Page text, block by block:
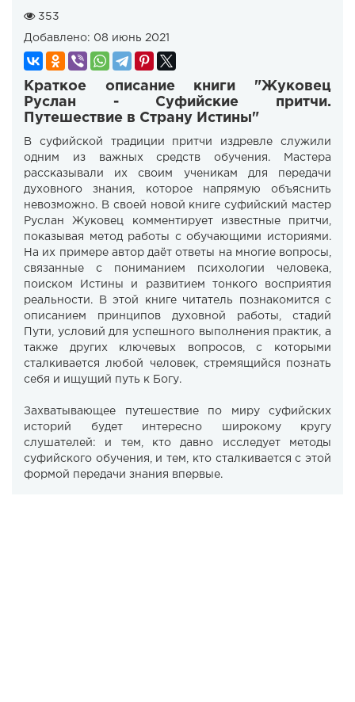
353
Добавлено: 08 июнь 2021
Краткое описание книги "Жуковец
Руслан - Суфийские притчи.
Путешествие в Страну Истины"
В суфийской традиции притчи издревле служили
одним из важных средств обучения. Мастера
рассказывали их своим ученикам для передачи
духовного знания, которое напрямую объяснить
невозможно. В своей новой книге суфийский мастер
Руслан Жуковец комментирует известные притчи,
показывая метод работы с обучающими историями.
На их примере автор даёт ответы на многие вопросы,
связанные с пониманием психологии человека,
поиском Истины и развитием тонкого восприятия
реальности. В этой книге читатель познакомится с
описанием принципов духовной работы, стадий
Пути, условий для успешного выполнения практик, а
также других ключевых вопросов, с которыми
сталкивается любой человек, стремящийся познать
себя и ищущий путь к Богу.
Захватывающее путешествие по миру суфийских
историй будет интересно широкому кругу
слушателей: и тем, кто давно исследует методы
суфийского обучения, и тем, кто сталкивается с этой
формой передачи знания впервые.